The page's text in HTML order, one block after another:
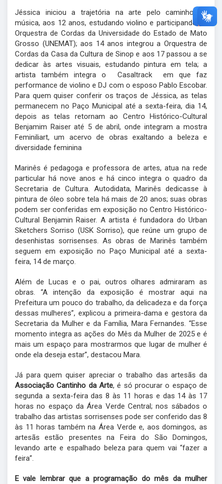
Jéssica iniciou a trajetória na arte pelo caminho da
música, aos 12 anos, estudando violino e participando da
Orquestra de Cordas da Universidade do Estado de Mato
Grosso (UNEMAT); aos 14 anos integrou a Orquestra de
Cordas da Casa da Cultura de Sinop e aos 17 passou a se
dedicar às artes visuais, estudando pintura em tela; a
artista também integra o Casaltrack em que faz
performance de violino e DJ com o esposo Pablo Escobar.
Para quem quiser conferir os traços de Jéssica, as telas
permanecem no Paço Municipal até a sexta-feira, dia 14,
depois as telas retornam ao Centro Histórico-Cultural
Benjamim Raiser até 5 de abril, onde integram a mostra
Feminiliart, um acervo de obras exaltando a beleza e
diversidade feminina
Marinês é pedagoga e professora de artes, atua na rede
particular há nove anos e há cinco integra o quadro da
Secretaria de Cultura. Autodidata, Marinês dedicasse à
pintura de óleo sobre tela há mais de 20 anos; suas obras
podem ser conferidas em exposição no Centro Histórico-
Cultural Benjamin Raiser. A artista é fundadora do Urban
Sketchers Sorriso (USK Sorriso), que reúne um grupo de
desenhistas sorrisenses. As obras de Marinês também
seguem em exposição no Paço Municipal até a sexta-
feira, 14 de março.
Além de Lucas e o pai, outros olhares admiraram as
obras. “A intenção da exposição é mostrar aqui na
Prefeitura um pouco do trabalho, da delicadeza e da força
dessas mulheres”, explicou a primeira-dama e gestora da
Secretaria da Mulher e da Família, Mara Fernandes. “Esse
momento integra as ações do Mês da Mulher de 2025 e é
mais um espaço para mostrarmos que lugar de mulher é
onde ela deseja estar”, destacou Mara.
Já para quem quiser apreciar o trabalho das artesãs da
Associação Cantinho da Arte, é só procurar o espaço de
segunda a sexta-feira das 8 às 11 horas e das 14 às 17
horas no espaço da Área Verde Central; nos sábados o
trabalho das artistas sorrisenses pode ser conferido das 8
às 11 horas também na Área Verde e, aos domingos, as
artesãs estão presentes na Feira do São Domingos,
levando arte e espalhado beleza para quem vai “fazer a
feira”.
E vale lembrar que a programação do mês da mulher